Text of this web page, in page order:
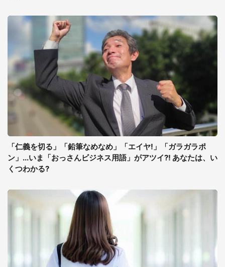
「仁義を切る」「鉛筆なめなめ」「エイヤ!」「ガラガラポ
ン」...いま「おっさんビジネス用語」がアツイ?! あなたは、い
くつわかる?